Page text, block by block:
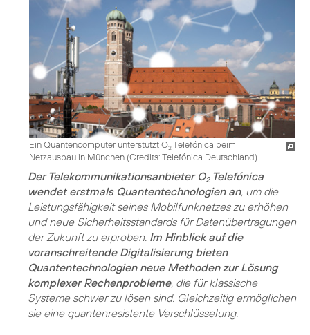
Ein Quantencomputer unterstützt O2Telefónica beim
Netzausbau in München (Credits: Telefónica Deutschland)
Der Telekommunikationsanbieter O2Telefónica
wendet erstmals Quantentechnologien an, um die
Leistungsfähigkeit seines Mobilfunknetzes zu erhöhen
und neue Sicherheitsstandards für Datenübertragungen
der Zukunft zu erproben. Im Hinblick auf die
voranschreitende Digitalisierung bieten
Quantentechnologien neue Methoden zur Lösung
komplexer Rechenprobleme, die für klassische
Systeme schwer zu lösen sind. Gleichzeitig ermöglichen
sie eine quantenresistente Verschlüsselung.